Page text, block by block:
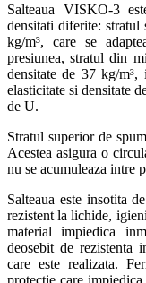
Salteaua VISKO-3
densitati diferite: stratul
kg/m³, care se
presiunea, stratul din
densitate de 37 kg/
elasticitate si densitate
de U.
Stratul superior de
Acestea asigura o
nu se acumuleaza intre
Salteaua este insotita
rezistent la lichide,
material impiedica
deosebit de rezistenta
care este realizata.
protectie care